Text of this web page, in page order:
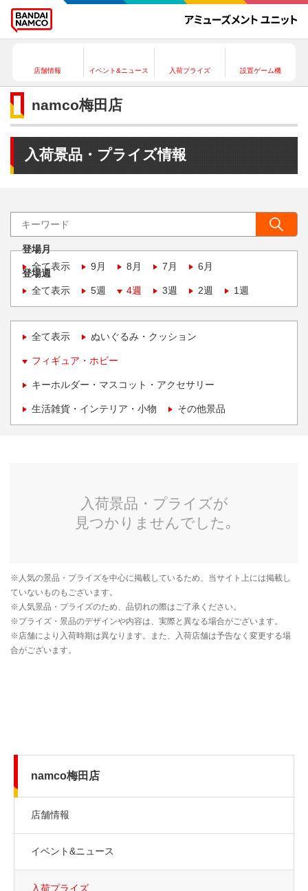
店舗情報 イベント&ニュース 入荷プライズ 設置ゲーム機
namco梅田店
入荷景品・プライズ情報
登場月
全て表示
9月 8月 7月 6月
登場週
全て表示
5週 4週 3週 2週 1週
全て表示 ぬいぐるみ・クッション
フィギュア・ホビー
キーホルダー・マスコット・アクセサリー
生活雑貨・インテリア・小物 その他景品
namco梅田店
店舗情報
イベント&ニュース
入荷プライズ